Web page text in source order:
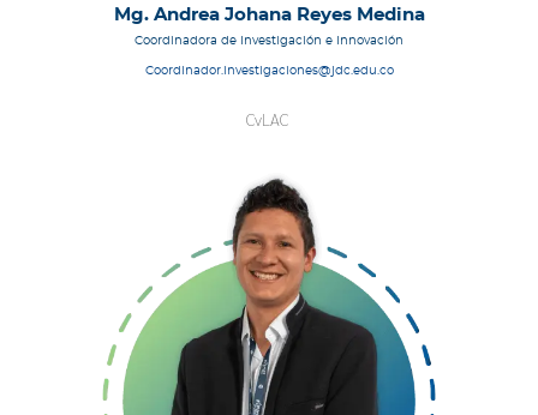
Mg. Andrea Johana Reyes Medina
Coordinadora de Investigación e Innovación
Coordinador.investigaciones@jdc.edu.co
CvLAC